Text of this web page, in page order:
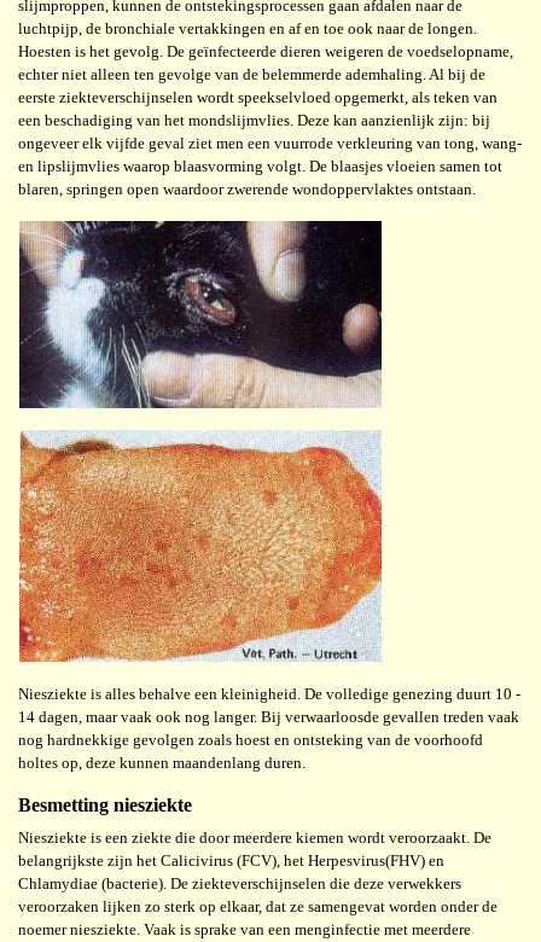
slijmproppen, kunnen de ontstekingsprocessen gaan afdalen naar de
luchtpijp, de bronchiale vertakkingen en af en toe ook naar de longen.
Hoesten is het gevolg. De geïnfecteerde dieren weigeren de voedselopname,
echter niet alleen ten gevolge van de belemmerde ademhaling. Al bij de
eerste ziekteverschijnselen wordt speekselvloed opgemerkt, als teken van
een beschadiging van het mondslijmvlies. Deze kan aanzienlijk zijn: bij
ongeveer elk vijfde geval ziet men een vuurrode verkleuring van tong, wang-
en lipslijmvlies waarop blaasvorming volgt. De blaasjes vloeien samen tot
blaren, springen open waardoor zwerende wondoppervlaktes ontstaan.
Niesziekte is alles behalve een kleinigheid. De volledige genezing duurt 10 -
14 dagen, maar vaak ook nog langer. Bij verwaarloosde gevallen treden vaak
nog hardnekkige gevolgen zoals hoest en ontsteking van de voorhoofd
holtes op, deze kunnen maandenlang duren.
Besmetting niesziekte
Niesziekte is een ziekte die door meerdere kiemen wordt veroorzaakt. De
belangrijkste zijn het Calicivirus (FCV), het Herpesvirus(FHV) en
Chlamydiae (bacterie). De ziekteverschijnselen die deze verwekkers
veroorzaken lijken zo sterk op elkaar, dat ze samengevat worden onder de
noemer niesziekte. Vaak is sprake van een menginfectie met meerdere